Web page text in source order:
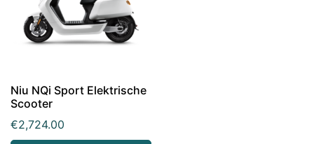
Niu NQi Sport Elektrische
Scooter
€2,724.00